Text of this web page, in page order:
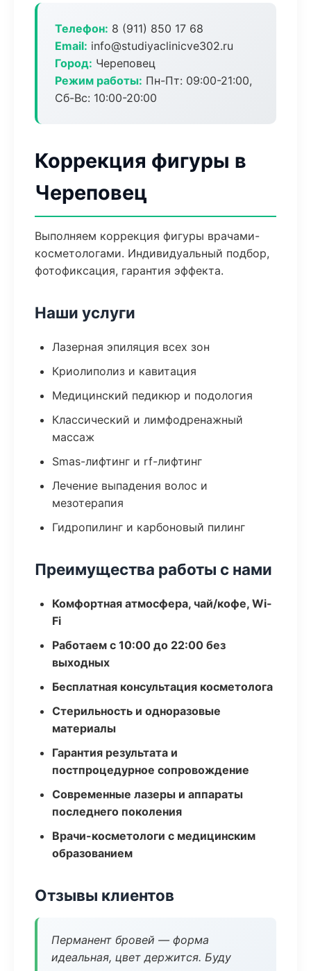
Телефон: 8 (911) 850 17 68
Email: info@studiyaclinicve302.ru
Город: Череповец
Режим работы: Пн-Пт: 09:00-21:00,
Сб-Вс: 10:00-20:00
Коррекция фигуры в
Череповец
Выполняем коррекция фигуры врачами-
косметологами. Индивидуальный подбор,
фотофиксация, гарантия эффекта.
Наши услуги
Лазерная эпиляция всех зон
Криолиполиз и кавитация
Медицинский педикюр и подология
Классический и лимфодренажный
массаж
Smas-лифтинг и rf-лифтинг
Лечение выпадения волос и
мезотерапия
Гидропилинг и карбоновый пилинг
Преимущества работы с нами
Комфортная атмосфера, чай/кофе, Wi-
Fi
Работаем с 10:00 до 22:00 без
выходных
Бесплатная консультация косметолога
Стерильность и одноразовые
материалы
Гарантия результата и
постпроцедурное сопровождение
Современные лазеры и аппараты
последнего поколения
Врачи-косметологи с медицинским
образованием
Отзывы клиентов
Перманент бровей — форма
идеальная, цвет держится. Буду